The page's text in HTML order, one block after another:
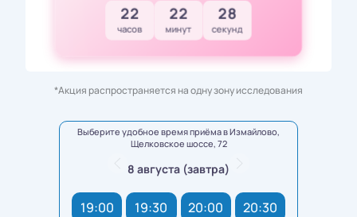
22
часов
22
минут
27
секунд
*Акция распространяется на одну зону исследования
Выберите удобное время приёма в Измайлово,
Щелковское шоссе, 72
8 августа (завтра)
19:00 19:30 20:00
20:30